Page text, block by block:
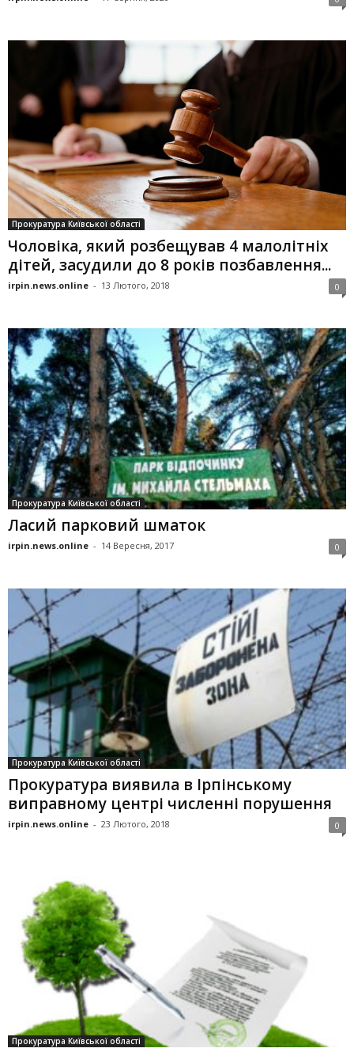
Прокуратура Київської області
Чоловіка, який розбещував 4 малолітніх
дітей, засудили до 8 років позбавлення...
irpin.news.online - 13 Лютого, 2018 0
Прокуратура Київської області
Ласий парковий шматок
irpin.news.online - 14 Вересня, 2017 0
Прокуратура Київської області
Прокуратура виявила в Ірпінському
виправному центрі численні порушення
irpin.news.online - 23 Лютого, 2018 0
Прокуратура Київської області